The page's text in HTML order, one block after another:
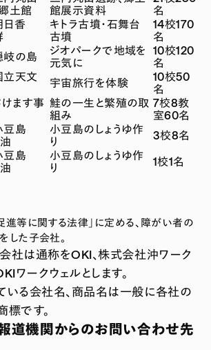
土館
館展示資料
名
香
キトラ古墳・石舞台
古墳
14校170
名
の島
ジオパークで地域を
元気に
10校120
名
天文
宇宙旅行を体験
10校50
名
ます事 鮭の一生と繁殖の取
組み
7校8教
室60名
豆島
小豆島のしょうゆ作
り
3校8名
豆島
小豆島のしょうゆ作
り
1校1名
進等に関する法律」に定める、障がい者の
した子会社。
社は通称をOKI、株式会社沖ワーク
ワークウェルとします。
いる会社名、商品名は一般に各社の
標です。
道機関からのお問い合わせ先